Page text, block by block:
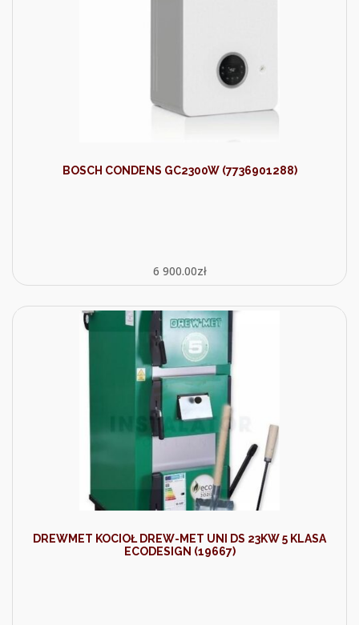
BOSCH CONDENS GC2300W (7736901288)
6 900.00zł
DREWMET KOCIOŁ DREW-MET UNI DS 23KW 5 KLASA
ECODESIGN (19667)